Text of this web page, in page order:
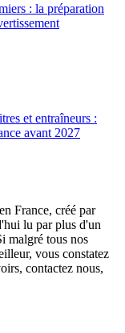
: la préparation
et entraîneurs :
avant 2027
France, créé par
lu par plus d'un
malgré tous nos
vous constatez
contactez nous,